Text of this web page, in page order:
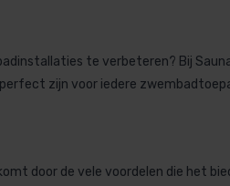
te verbeteren? Bij
zijn voor iedere
door de vele voordelen die het